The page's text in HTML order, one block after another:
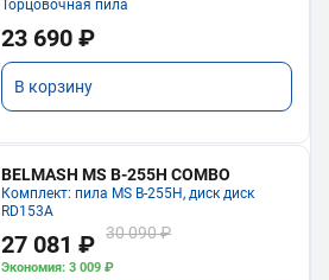
Торцовочная пила
23 690 ₽
В корзину
BELMASH MS B-255H COMBO
Комплект: пила MS B-255H, диск диск
RD153A
27 081 ₽ 30 090 ₽
Экономия: 3 009 ₽